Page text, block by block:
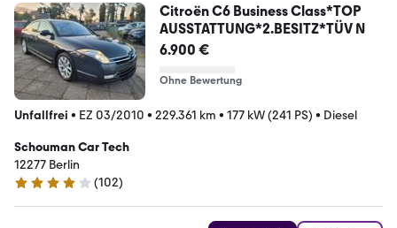
Citroën C6 Business Class*TOP
AUSSTATTUNG*2.BESITZ*TÜV N
6.900 €
Ohne Bewertung
Unfallfrei • EZ 03/2010 • 229.361 km • 177 kW (241 PS) • Diesel
Schouman Car Tech
12277 Berlin
4.1 Sterne
(102)